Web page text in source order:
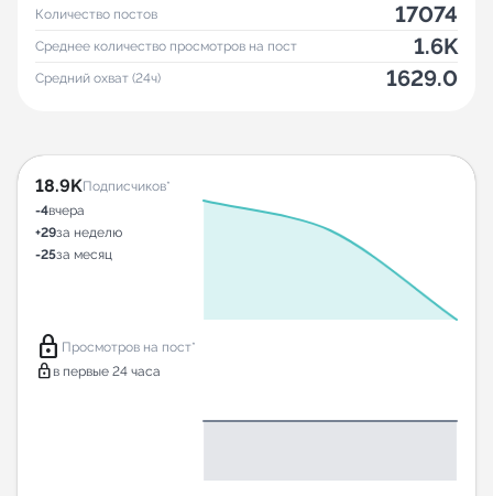
Количество постов 17074
Среднее количество просмотров на пост 1.6K
Средний охват (24ч) 1629.0
18.9KПодписчиков*
-4вчера
+29за неделю
-25за месяц
lock Просмотров на пост*
lock в первые 24 часа